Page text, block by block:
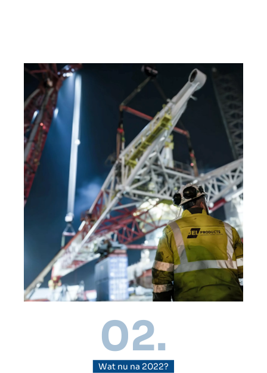
02.
Wat nu na 2022?